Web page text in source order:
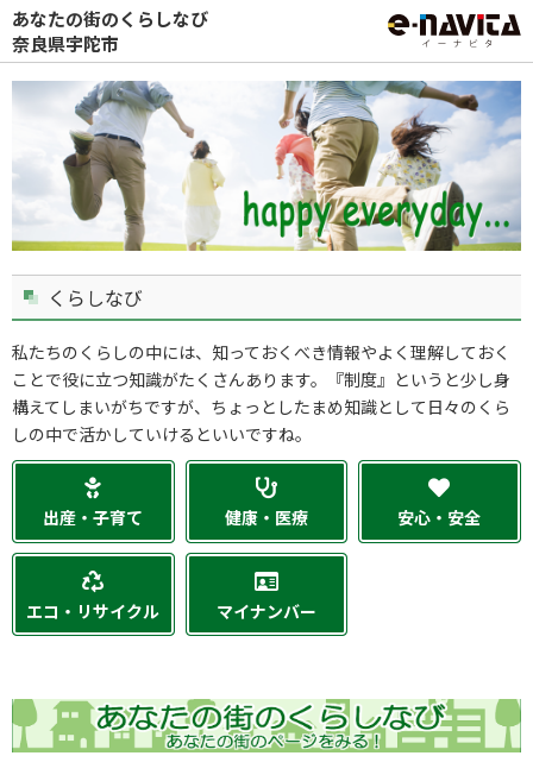
あなたの街のくらしなび
奈良県宇陀市
くらしなび
私たちのくらしの中には、知っておくべき情報やよく理解しておく
ことで役に立つ知識がたくさんあります。『制度』というと少し身
構えてしまいがちですが、ちょっとしたまめ知識として日々のくら
しの中で活かしていけるといいですね。
出産・子育て 健康・医療 安心・安全
エコ・リサイクル マイナンバー